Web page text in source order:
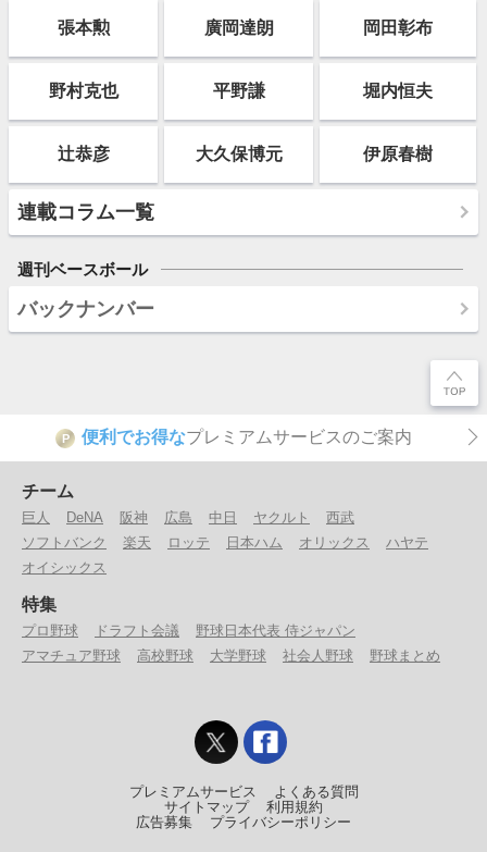
張本勲 廣岡達朗 岡田彰布
野村克也 平野謙 堀内恒夫
辻恭彦 大久保博元 伊原春樹
連載コラム一覧
週刊ベースボール
バックナンバー
P 便利でお得なプレミアムサービスのご案内
チーム
巨人 DeNA 阪神 広島 中日 ヤクルト
西武
ソフトバンク
楽天 ロッテ 日本ハム オリックス
ハヤテ
オイシックス
特集
プロ野球 ドラフト会議
野球日本代表 侍ジャパン
アマチュア野球
高校野球 大学野球 社会人野球 野球まとめ
プレミアムサービス
よくある質問
サイトマップ
利用規約
広告募集
プライバシーポリシー